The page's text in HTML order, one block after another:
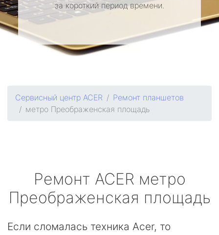
за короткий период времени.
Сервисный центр ACER
Ремонт планшетов
метро Преображенская площадь
Ремонт ACER метро
Преображенская площадь
Если сломалась техника Acer, то